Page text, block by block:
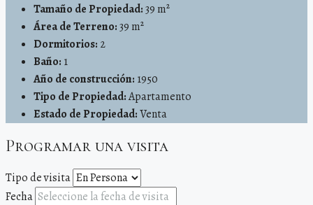
Tamaño de Propiedad:39 m²
Área de Terreno:39 m²
Dormitorios: 2
Baño: 1
Año de construcción: 1950
Tipo de Propiedad:Apartamento
Estado de Propiedad:Venta
Programar una visita
Tipo de visita
Fecha